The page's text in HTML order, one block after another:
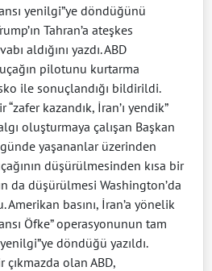
yenilgi”ye döndüğünü
Tahran’a ateşkes
aldığını yazdı. ABD
pilotunu kurtarma
ile sonuçlandığı bildirildi.
kazandık, İran’ı yendik”
oluşturmaya çalışan Başkan
yaşananlar üzerinden
düşürülmesinden kısa bir
da düşürülmesi Washington’da
basını, İran’a yönelik
Öfke” operasyonunun tam
döndüğü yazıldı.
çıkmazda olan ABD,